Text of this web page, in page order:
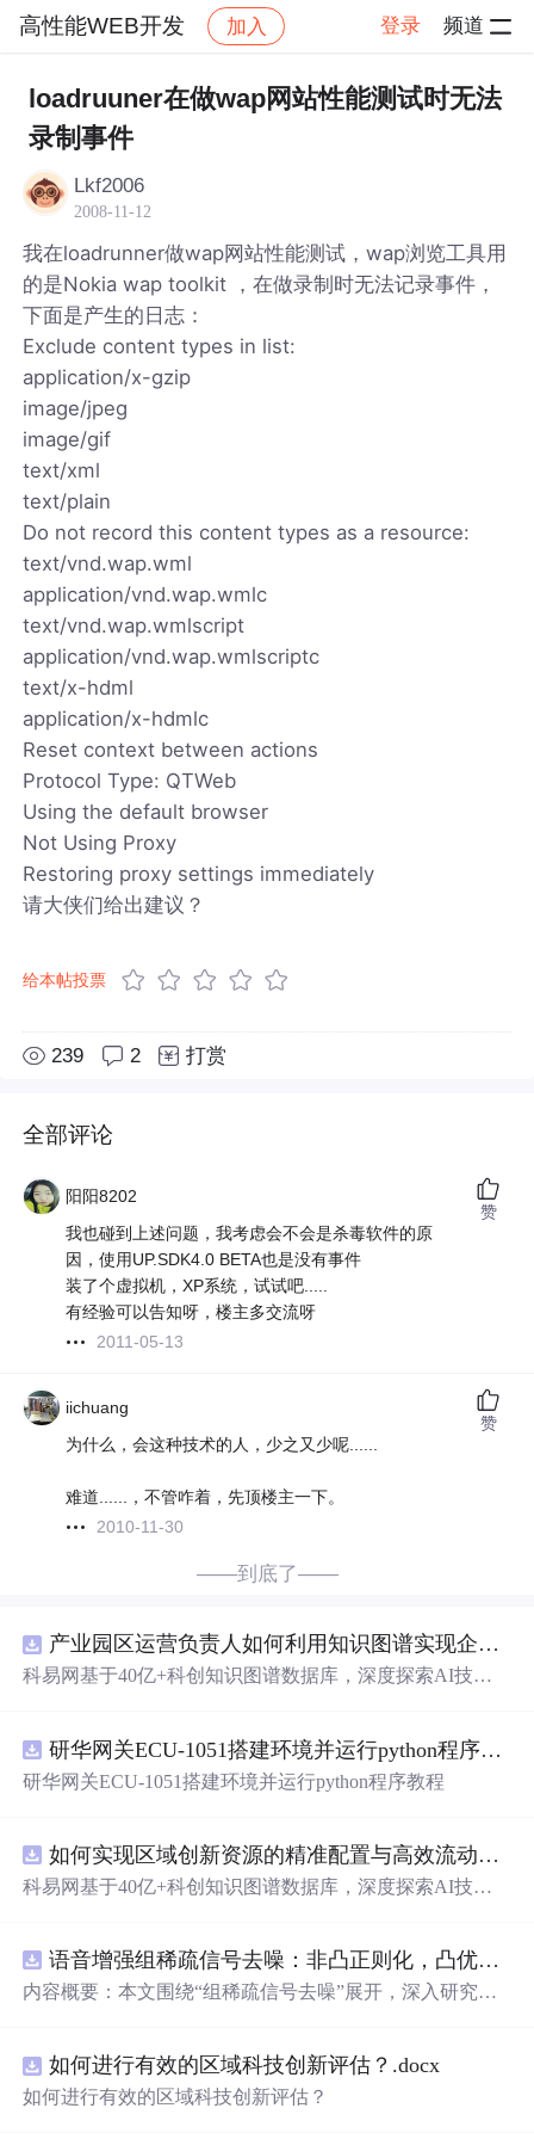
高性能WEB开发 加入 登录 频道
社区 高性能WEB开发 帖子详情
loadruuner在做wap网站性能测试时无法
录制事件
Lkf2006
2008-11-12
我在loadrunner做wap网站性能测试，wap浏览工具用
的是Nokia wap toolkit ，在做录制时无法记录事件，
下面是产生的日志：
Exclude content types in list:
application/x-gzip
image/jpeg
image/gif
text/xml
text/plain
Do not record this content types as a resource:
text/vnd.wap.wml
application/vnd.wap.wmlc
text/vnd.wap.wmlscript
application/vnd.wap.wmlscriptc
text/x-hdml
application/x-hdmlc
Reset context between actions
Protocol Type: QTWeb
Using the default browser
Not Using Proxy
Restoring proxy settings immediately
请大侠们给出建议？
给本帖投票
239 2 打赏
全部评论
阳阳8202
我也碰到上述问题，我考虑会不会是杀毒软件的原
因，使用UP.SDK4.0 BETA也是没有事件
装了个虚拟机，XP系统，试试吧.....
有经验可以告知呀，楼主多交流呀
2011-05-13
赞
iichuang
为什么，会这种技术的人，少之又少呢......
难道......，不管咋着，先顶楼主一下。
2010-11-30
赞
——到底了——
产业园区运营负责人如何利用知识图谱实现企业精准对接与协同？.docx
科易网基于40亿+科创知识图谱数据库，深度探索AI技术
新领域的AI+数智化解决方案，推动科技创新与产业创新
智能化发展。
研华网关ECU-1051搭建环境并运行python程序教程
研华网关ECU-1051搭建环境并运行python程序教程
如何实现区域创新资源的精准配置与高效流动？.docx
科易网基于40亿+科创知识图谱数据库，深度探索AI技术
新领域的AI+数智化解决方案，推动科技创新与产业创新
智能化发展。
语音增强组稀疏信号去噪：非凸正则化，凸优化研究（Matlab代码实现）
内容概要：本文围绕“组稀疏信号去噪”展开，深入研究了
则项克服传统稀疏恢复方法的局限性，从而在语音增强等
实际应用中实现更优的去噪性能。研究采用组稀疏建模范
如何进行有效的区域科技创新评估？.docx
如何进行有效的区域科技创新评估？